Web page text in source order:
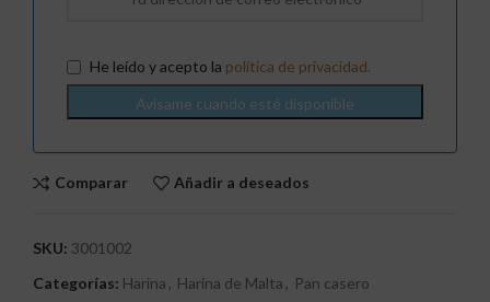
He leído y acepto la política de privacidad.
Comparar Añadir a deseados
SKU: 3001002
Categorías: Harina , Harina de Malta , Pan casero